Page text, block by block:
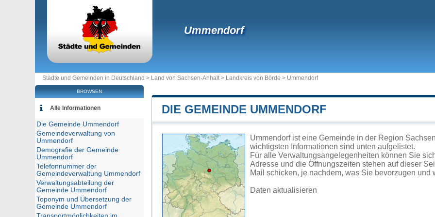
Ummendorf
Städte und Gemeinden in Deutschland > Land von Sachsen-Anhalt> Landkreis von Börde > Ummendorf
DIE GEMEINDE UMMENDORF
Ummendorf ist eine Gemeinde in der Region
wichtigsten Informationen sind unten aufgelistet.
Für alle Verwaltungsangelegenheiten können Sie
Adresse und die Öffnungszeiten stehen auf dieser
Mail schicken, je nachdem, was Sie bevorzugen
Daten aktualisieren
BROWSEN
Alle Informationen
Die Gemeinde Ummendorf
Gemeindeverwaltung von
Ummendorf
Demografie der Gemeinde
Ummendorf
Telefonnummer der
Gemeindeverwaltung Ummendorf
Verwaltungsabteilung der
Gemeinde Ummendorf
Toponym und Übersetzung der
Gemeinde Ummendorf